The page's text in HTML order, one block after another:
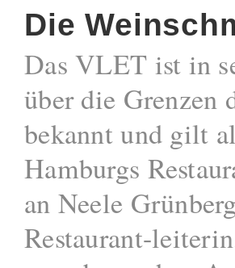
Die
Das VLET ist in
über die Grenzen
bekannt und gilt
Hamburgs
an Neele
Restaurant-